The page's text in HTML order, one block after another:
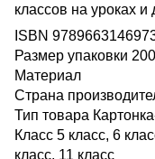
классов на уроках и
ISBN
Размер упаковки
Материал
Страна
Тип товара
Класс 5 класс, 6
класс, 11 класс